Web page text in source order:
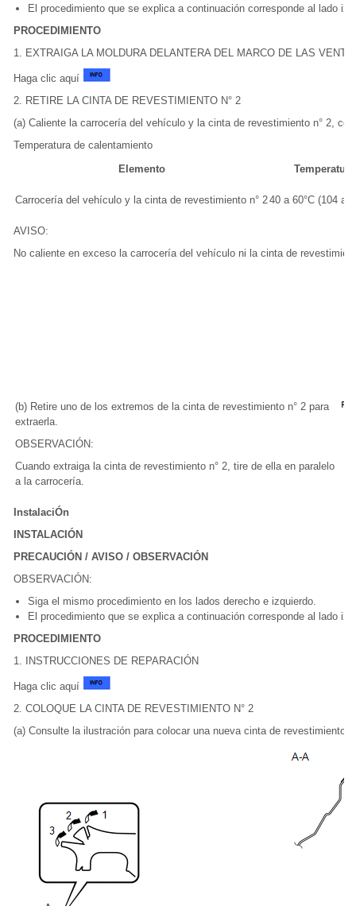
El procedimiento que se explica a continuación corresponde al lado
PROCEDIMIENTO
1. EXTRAIGA LA MOLDURA DELANTERA DEL MARCO DE LAS
Haga clic aquí
2. RETIRE LA CINTA DE REVESTIMIENTO N° 2
(a) Caliente la carrocería del vehículo y la cinta de revestimiento n° 2,
Temperatura de calentamiento
Elemento
Temperatura
Carrocería del vehículo y la cinta de revestimiento n° 240 a 60°C (104 a
AVISO:
No caliente en exceso la carrocería del vehículo ni la cinta de
(b) Retire uno de los extremos de la cinta de revestimiento n° 2 para
extraerla.
OBSERVACIÓN:
Cuando extraiga la cinta de revestimiento n° 2, tire de ella en paralelo
a la carrocería.
InstalaciÓn
INSTALACIÓN
PRECAUCIÓN / AVISO / OBSERVACIÓN
OBSERVACIÓN:
Siga el mismo procedimiento en los lados derecho e izquierdo.
El procedimiento que se explica a continuación corresponde al lado
PROCEDIMIENTO
1. INSTRUCCIONES DE REPARACIÓN
Haga clic aquí
2. COLOQUE LA CINTA DE REVESTIMIENTO N° 2
(a) Consulte la ilustración para colocar una nueva cinta de revestimiento